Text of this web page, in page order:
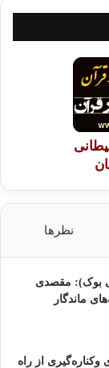
نظرها
بوک): مقصدی
ماندگار
از راه